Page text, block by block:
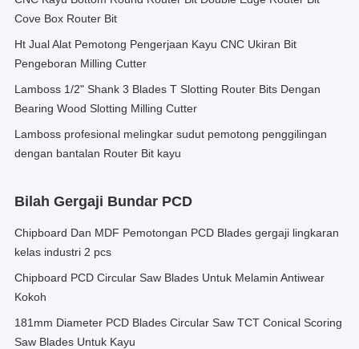
Cove Box Router Bit
Ht Jual Alat Pemotong Pengerjaan Kayu CNC Ukiran Bit
Pengeboran Milling Cutter
Lamboss 1/2" Shank 3 Blades T Slotting Router Bits Dengan
Bearing Wood Slotting Milling Cutter
Lamboss profesional melingkar sudut pemotong penggilingan
dengan bantalan Router Bit kayu
Bilah Gergaji Bundar PCD
Chipboard Dan MDF Pemotongan PCD Blades gergaji lingkaran
kelas industri 2 pcs
Chipboard PCD Circular Saw Blades Untuk Melamin Antiwear
Kokoh
181mm Diameter PCD Blades Circular Saw TCT Conical Scoring
Saw Blades Untuk Kayu